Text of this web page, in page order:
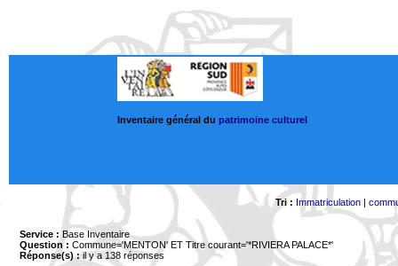
Inventaire général du patrimoine culturel
Tri : Immatriculation|
Service : Base Inventaire
Question : Commune='MENTON' ET Titre courant='*RIVIERA PALACE*'
Réponse(s) :il y a 138 réponses